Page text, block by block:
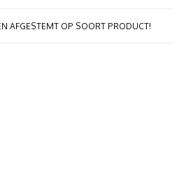
AFGESTEMT OP SOORT PRODUCT!